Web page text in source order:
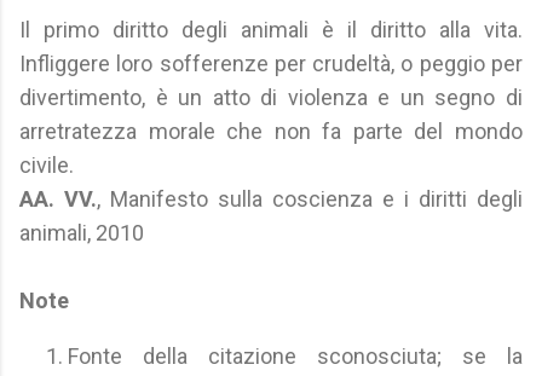
Il primo diritto degli animali è il diritto alla vita.
Infliggere loro sofferenze per crudeltà, o peggio per
divertimento, è un atto di violenza e un segno di
arretratezza morale che non fa parte del mondo
civile.
AA. VV., Manifesto sulla coscienza e i diritti degli
animali, 2010
Note
Fonte della citazione sconosciuta; se la